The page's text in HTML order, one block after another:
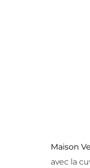
Maison
avec la